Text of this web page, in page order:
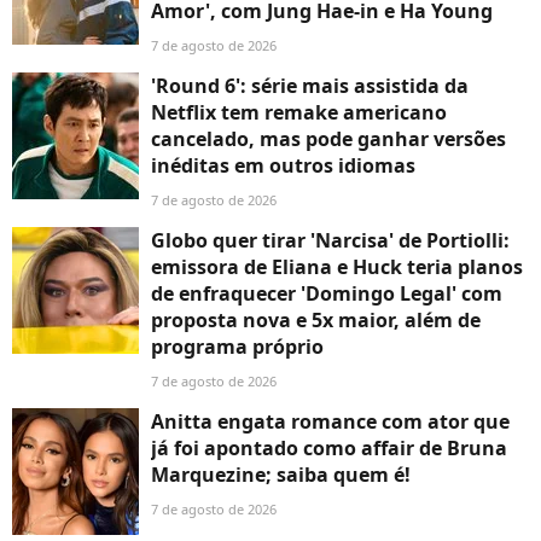
Amor', com Jung Hae-in e Ha Young
7 de agosto de 2026
'Round 6': série mais assistida da
Netflix tem remake americano
cancelado, mas pode ganhar versões
inéditas em outros idiomas
7 de agosto de 2026
Globo quer tirar 'Narcisa' de Portiolli:
emissora de Eliana e Huck teria planos
de enfraquecer 'Domingo Legal' com
proposta nova e 5x maior, além de
programa próprio
7 de agosto de 2026
Anitta engata romance com ator que
já foi apontado como affair de Bruna
Marquezine; saiba quem é!
7 de agosto de 2026